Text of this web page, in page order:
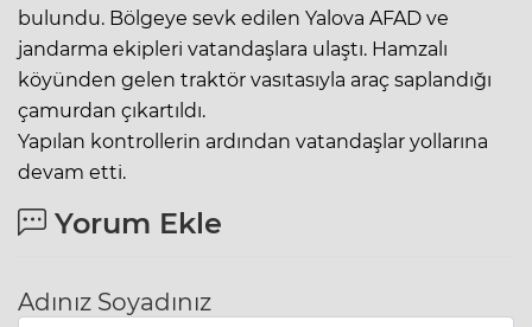
bulundu. Bölgeye sevk edilen Yalova AFAD ve
jandarma ekipleri vatandaşlara ulaştı. Hamzalı
köyünden gelen traktör vasıtasıyla araç saplandığı
çamurdan çıkartıldı.
Yapılan kontrollerin ardından vatandaşlar yollarına
devam etti.
Yorum Ekle
Adınız Soyadınız